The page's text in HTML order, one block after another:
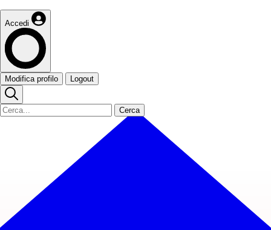
Accedi
Modifica profilo Logout
Cerca